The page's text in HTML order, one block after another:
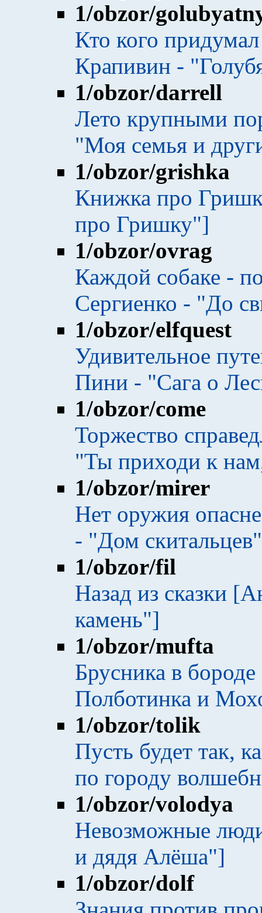
1/obzor/
Кто кого
Крапивин -
1/obzor/darrell
Лето крупными
"Моя семья и
1/obzor/grishka
Книжка про
про Гришку"]
1/obzor/ovrag
Каждой собаке -
Сергиенко - "До
1/obzor/elfquest
Удивительное
Пини - "Сага о
1/obzor/come
Торжество
"Ты приходи к
1/obzor/mirer
Нет оружия
- "Дом
1/obzor/fil
Назад из сказки
камень"]
1/obzor/mufta
Брусника в
Полботинка и
1/obzor/tolik
Пусть будет так,
по городу
1/obzor/volodya
Невозможные
и дядя Алёша"]
1/obzor/dolf